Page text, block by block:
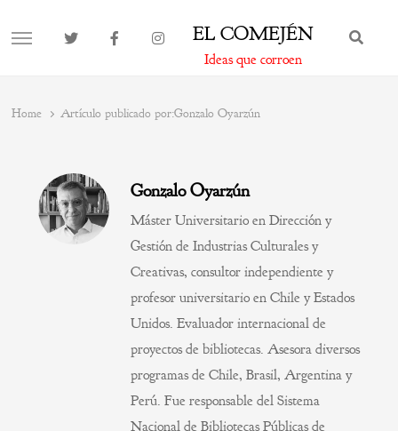
MENU EL COMEJÉN
Ideas que corroen
Home Artículo publicado por:Gonzalo Oyarzún
Gonzalo Oyarzún
Máster Universitario en Dirección y
Gestión de Industrias Culturales y
Creativas, consultor independiente y
profesor universitario en Chile y Estados
Unidos. Evaluador internacional de
proyectos de bibliotecas. Asesora diversos
programas de Chile, Brasil, Argentina y
Perú. Fue responsable del Sistema
Nacional de Bibliotecas Públicas de